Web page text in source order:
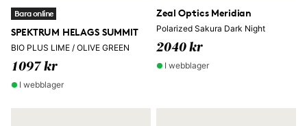
Bara online
SPEKTRUM HELAGS SUMMIT
BIO PLUS LIME / OLIVE GREEN
1097 kr
I webblager
Zeal Optics Meridian
Polarized Sakura Dark Night
2040 kr
I webblager